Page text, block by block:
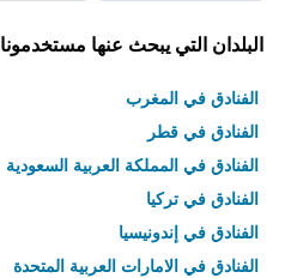
البلدان التي يبحث عنها مستخدمونا
الفنادق في المغرب
الفنادق في قطر
الفنادق في المملكة العربية السعودية
الفنادق في تركيا
الفنادق في إندونيسيا
الفنادق في الامارات العربية المتحدة